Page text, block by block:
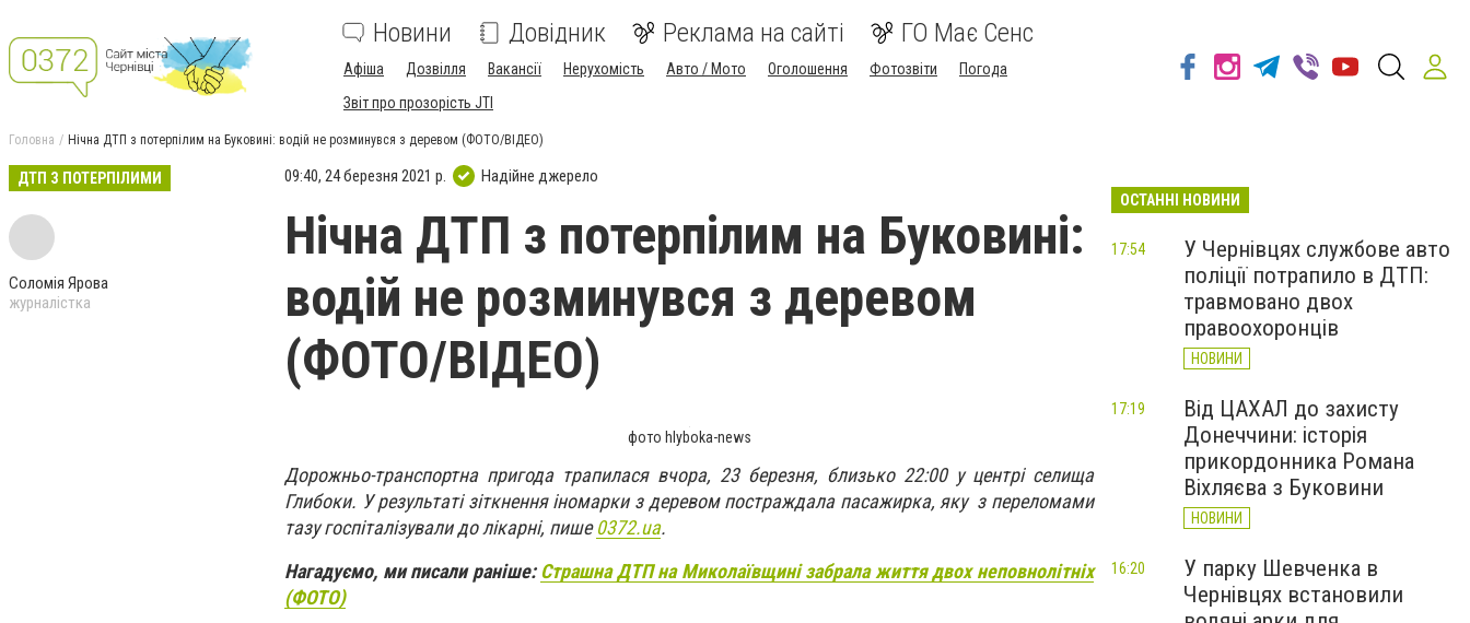
Новини Довідник Реклама на сайті ГО Має Сенс
Афіша Дозвілля Вакансії Нерухомість Авто / Мото Оголошення Фотозвіти
Погода
Звіт про прозорість JTI
Головна Нічна ДТП з потерпілим на Буковині: водій не розминувся з деревом (ФОТО/ВІДЕО)
ДТП З ПОТЕРПІЛИМИ
Соломія Ярова
журналістка
09:40, 24 березня 2021 р. Надійне джерело
Нічна ДТП з потерпілим на Буковині:
водій не розминувся з деревом
(ФОТО/ВІДЕО)
фото hlyboka-news
Дорожньо-транспортна пригода трапилася вчора, 23 березня, близько 22:00 у центрі селища
Глибоки. У результаті зіткнення іномарки з деревом постраждала пасажирка, яку з переломами
тазу госпіталізували до лікарні, пише0372.ua.
Нагадуємо, ми писали раніше:Страшна ДТП на Миколаївщині забрала життя двох неповнолітніх
(ФОТО)
ОСТАННІ НОВИНИ
У Чернівцях службове авто
поліції потрапило в ДТП:
травмовано двох
правоохоронців
НОВИНИ
17:54
Від ЦАХАЛ до захисту
Донеччини: історія
прикордонника Романа
Віхляєва з Буковини
НОВИНИ
17:19
У парку Шевченка в
Чернівцях встановили
16:20